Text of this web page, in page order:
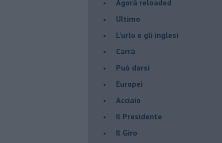
​Agorà reloaded
Ultimo
​L’urlo e gli inglesi
Carrà
Può darsi
Europei
Acciaio
Il Presidente
​Il Giro